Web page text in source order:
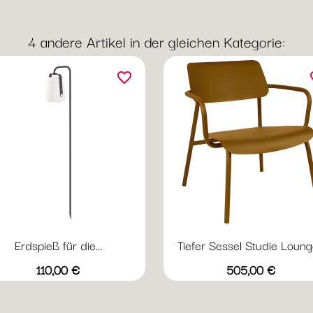
4 andere Artikel in der gleichen Kategorie:
Erdspieß für die...
Preis
110,00 €
Vorschau
Acapulcoblau
Anthrazit
HonigKaktus Lehmgrau
favorite_border
Tiefer Sessel Studie
Preis
505,00 €
Vorschau
AbyssblauAcapulcoblau
Anthrazit
Chili